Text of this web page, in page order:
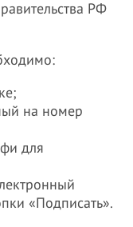
РФ
на номер
для
«Подписать».